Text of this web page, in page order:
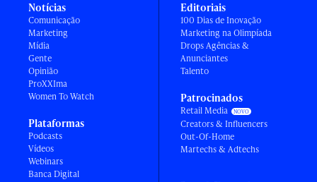
Notícias
Comunicação
Marketing
Mídia
Gente
Opinião
ProXXIma
Women To Watch
Plataformas
Podcasts
Vídeos
Webinars
Banca Digital
Editoriais
100 Dias de Inovação
Marketing na Olimpíada
Drops Agências &
Anunciantes
Talento
Patrocinados
Retail Media
Creators & Influencers
Out-Of-Home
Martechs & Adtechs